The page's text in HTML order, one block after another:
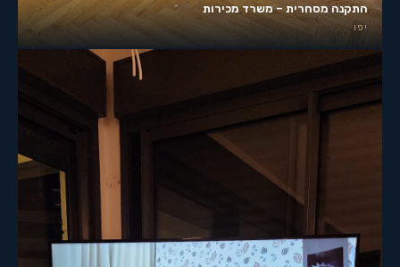
התקנה מסחרית – משרד מכירות
יפו